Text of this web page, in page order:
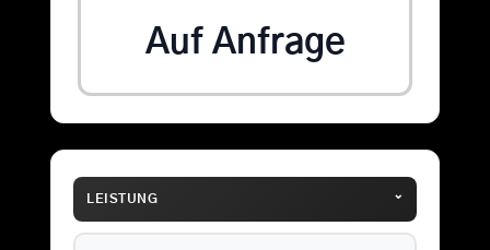
Auf Anfrage
LEISTUNG ⌄